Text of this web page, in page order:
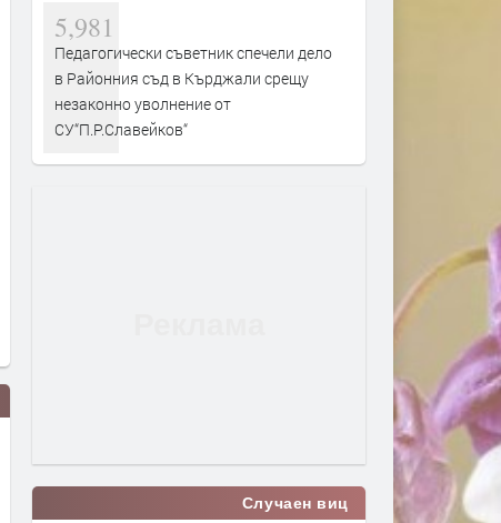
5,981
Педагогически съветник спечели дело
в Районния съд в Кърджали срещу
незаконно уволнение от
СУ“П.Р.Славейков“
Случаен виц